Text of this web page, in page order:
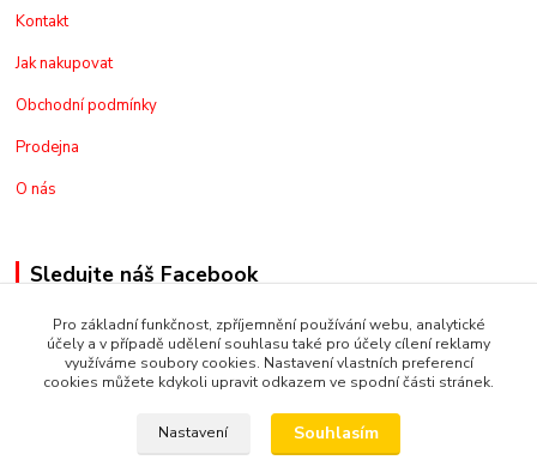
Kontakt
Jak nakupovat
Obchodní podmínky
Prodejna
O nás
Sledujte náš Facebook
Pro základní funkčnost, zpříjemnění používání webu, analytické
účely a v případě udělení souhlasu také pro účely cílení reklamy
využíváme soubory cookies. Nastavení vlastních preferencí
cookies můžete kdykoli upravit odkazem ve spodní části stránek.
Nastavení Souhlasím